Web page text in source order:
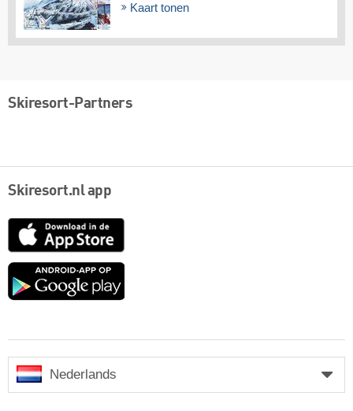
Kaart tonen
Skiresort-Partners
Skiresort.nl app
App
Google
Nederlands